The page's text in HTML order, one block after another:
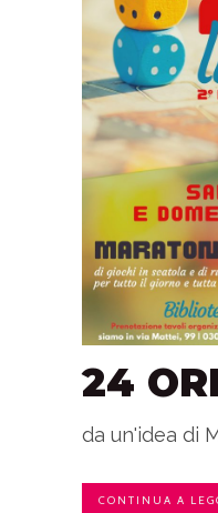
24
da un'idea di
CONTINUA A